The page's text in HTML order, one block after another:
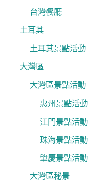
台灣餐廳
土耳其
土耳其景點活動
大灣區
大灣區景點活動
惠州景點活動
江門景點活動
珠海景點活動
肇慶景點活動
大灣區秘景